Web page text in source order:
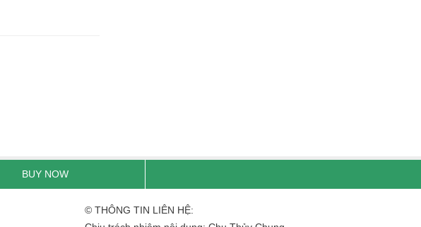
BUY NOW
© THÔNG TIN LIÊN HỆ: